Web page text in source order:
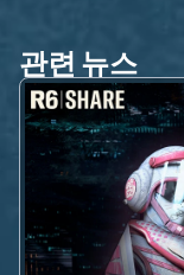
관련 뉴스